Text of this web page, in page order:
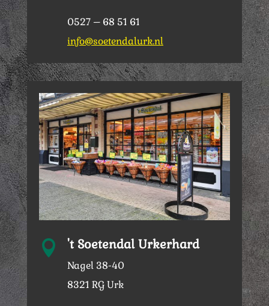
0527 – 68 51 61
info@soetendalurk.nl
 't Soetendal Urkerhard
Nagel 38-40
8321 RG Urk